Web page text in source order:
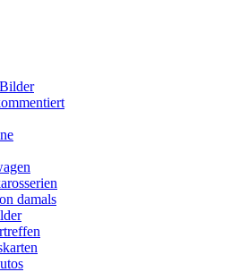
damals